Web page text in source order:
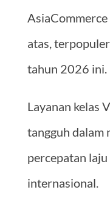
atas,
tahun 2026 ini.
Layanan kelas
tangguh dalam
percepatan
internasional.